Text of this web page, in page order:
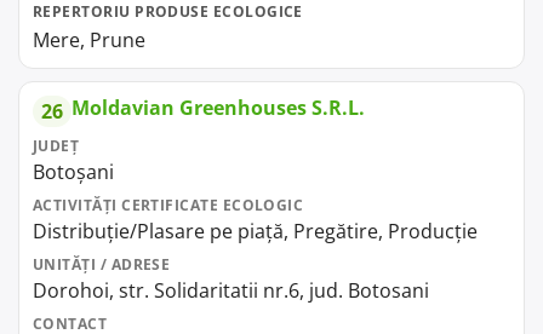
REPERTORIU PRODUSE ECOLOGICE
Mere, Prune
26 Moldavian Greenhouses S.R.L.
JUDEȚ
Botoșani
ACTIVITĂȚI CERTIFICATE ECOLOGIC
Distribuție/Plasare pe piață, Pregătire, Producție
UNITĂȚI / ADRESE
Dorohoi, str. Solidaritatii nr.6, jud. Botosani
CONTACT